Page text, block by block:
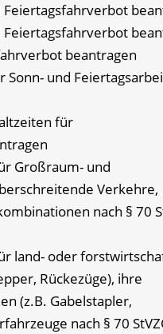
beantragen
Sonn- und
für
Großraum- und
Verkehre,
nach § 70
land- oder
Rückezüge), ihre
(z.B. Gabelstapler,
nach § 70